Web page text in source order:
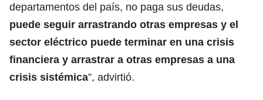
departamentos del país, no paga sus deudas,
puede seguir arrastrando otras empresas y el
sector eléctrico puede terminar en una crisis
financiera y arrastrar a otras empresas a una
crisis sistémica”, advirtió.